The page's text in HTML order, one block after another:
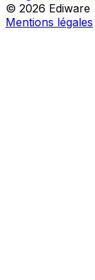
© 2026 Ediware
Mentions légales